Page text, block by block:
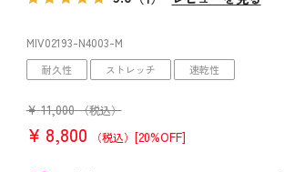
MIV02193-N4003-M
耐久性 ストレッチ 速乾性
¥ 11,000 （税込）
¥ 8,800 （税込） [20%OFF]